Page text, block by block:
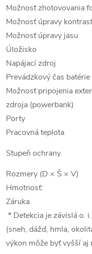
Možnosť zhotovovania
Možnosť úpravy
Možnosť úpravy jasu
Úložisko
Napájací zdroj
Prevádzkový čas batérie
Možnosť pripojenia
zdroja (powerbank)
Porty
Pracovná teplota
Stupeň ochrany
Rozmery (D × Š × V)
Hmotnosť:
Záruka
* Detekcia je závislá o.
(sneh, dážď, hmla,
výkon môže byť vyšší aj